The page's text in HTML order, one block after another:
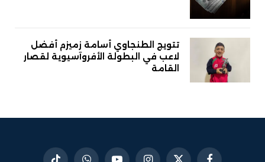
تتويج الطنجاوي أسامة زميزم أفضل
لاعب في البطولة الأفروآسيوية لقصار
القامة